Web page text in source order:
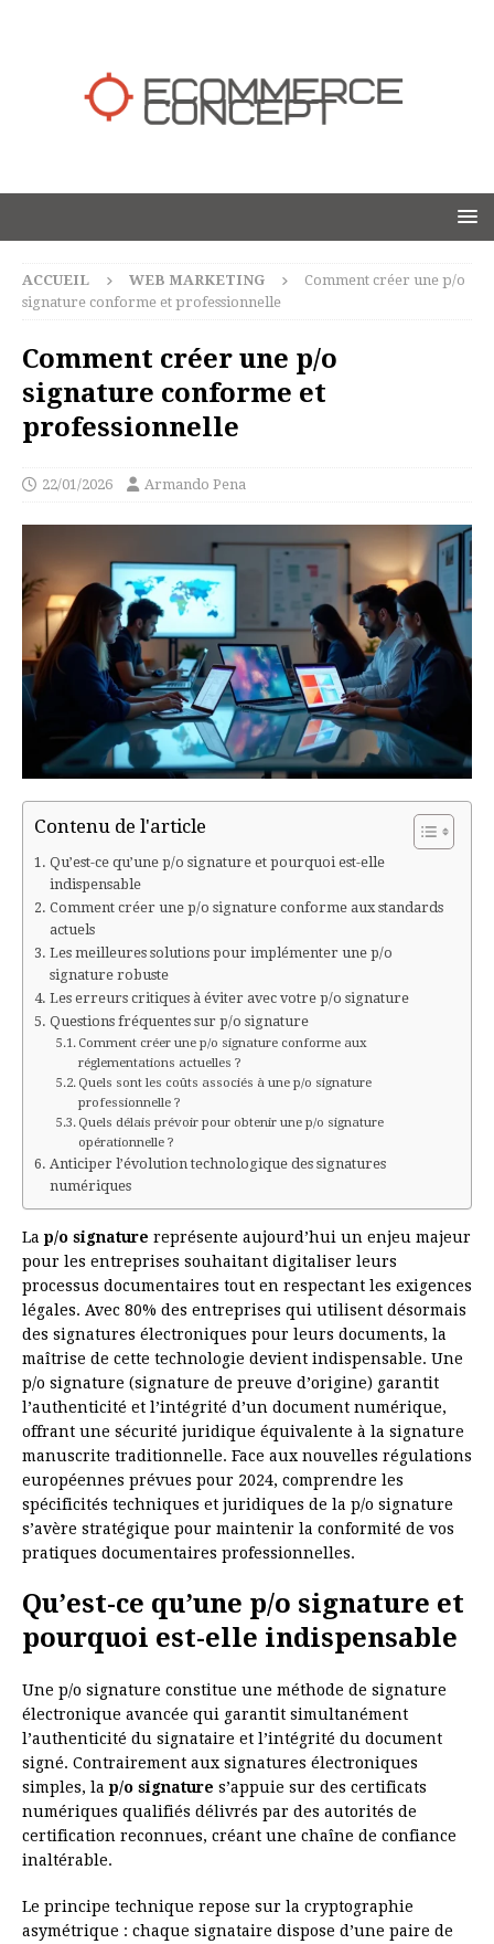
ACCUEIL WEB MARKETING
Comment créer une p/o
signature conforme et professionnelle
Comment créer une p/o
signature conforme et
professionnelle
22/01/2026 Armando Pena
Contenu de l'article
Qu’est-ce qu’une p/o signature et pourquoi est-elle
indispensable
Comment créer une p/o signature conforme aux standards
actuels
Les meilleures solutions pour implémenter une p/o
signature robuste
Les erreurs critiques à éviter avec votre p/o signature
Questions fréquentes sur p/o signature
Comment créer une p/o signature conforme aux
réglementations actuelles ?
Quels sont les coûts associés à une p/o signature
professionnelle ?
Quels délais prévoir pour obtenir une p/o signature
opérationnelle ?
Anticiper l’évolution technologique des signatures
numériques
La p/o signature représente aujourd’hui un enjeu majeur
pour les entreprises souhaitant digitaliser leurs
processus documentaires tout en respectant les exigences
légales. Avec 80% des entreprises qui utilisent désormais
des signatures électroniques pour leurs documents, la
maîtrise de cette technologie devient indispensable. Une
p/o signature (signature de preuve d’origine) garantit
l’authenticité et l’intégrité d’un document numérique,
offrant une sécurité juridique équivalente à la signature
manuscrite traditionnelle. Face aux nouvelles régulations
européennes prévues pour 2024, comprendre les
spécificités techniques et juridiques de la p/o signature
s’avère stratégique pour maintenir la conformité de vos
pratiques documentaires professionnelles.
Qu’est-ce qu’une p/o signature et
pourquoi est-elle indispensable
Une p/o signature constitue une méthode de signature
électronique avancée qui garantit simultanément
l’authenticité du signataire et l’intégrité du document
signé. Contrairement aux signatures électroniques
simples, la p/o signature s’appuie sur des certificats
numériques qualifiés délivrés par des autorités de
certification reconnues, créant une chaîne de confiance
inaltérable.
Le principe technique repose sur la cryptographie
asymétrique : chaque signataire dispose d’une paire de